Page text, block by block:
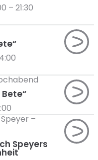
– 21:30
Speyers
Speyer –